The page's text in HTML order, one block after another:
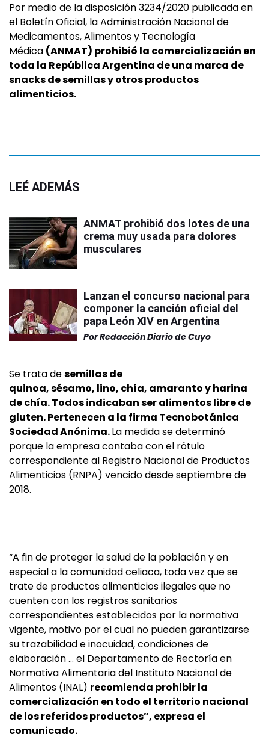
Por medio de la disposición 3234/2020 publicada en
el Boletín Oficial, la Administración Nacional de
Medicamentos, Alimentos y Tecnología
Médica (ANMAT) prohibió la comercialización en
toda la República Argentina de una marca de
snacks de semillas y otros productos
alimenticios.
LEÉ ADEMÁS
ANMAT prohibió dos lotes de una
crema muy usada para dolores
musculares
Lanzan el concurso nacional para
componer la canción oficial del
papa León XIV en Argentina
PorRedacción Diario de Cuyo
Se trata desemillas de
quinoa, sésamo, lino, chía, amaranto y harina
de chía. Todos indicaban ser alimentos libre de
gluten. Pertenecen a la firma Tecnobotánica
Sociedad Anónima.La medida se determinó
porque la empresa contaba con el rótulo
correspondiente al Registro Nacional de Productos
Alimenticios (RNPA) vencido desde septiembre de
2018.
“A fin de proteger la salud de la población y en
especial a la comunidad celiaca, toda vez que se
trate de productos alimenticios ilegales que no
cuenten con los registros sanitarios
correspondientes establecidos por la normativa
vigente, motivo por el cual no pueden garantizarse
su trazabilidad e inocuidad, condiciones de
elaboración … el Departamento de Rectoría en
Normativa Alimentaria del Instituto Nacional de
Alimentos (INAL) recomienda prohibir la
comercialización en todo el territorio nacional
de los referidos productos”, expresa el
comunicado.